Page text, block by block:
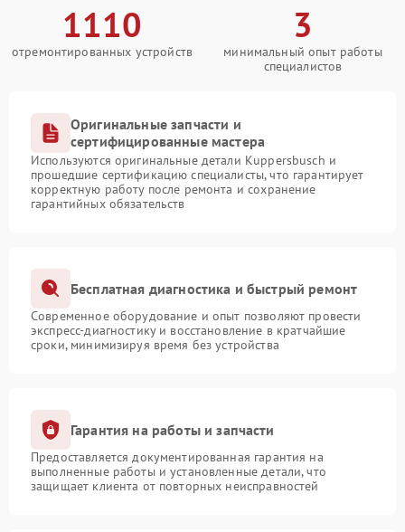
1110
отремонтированных устройств
3
минимальный опыт работы
специалистов
Оригинальные запчасти и
сертифицированные мастера
Используются оригинальные детали Kuppersbusch и
прошедшие сертификацию специалисты, что гарантирует
корректную работу после ремонта и сохранение
гарантийных обязательств
Бесплатная диагностика и быстрый ремонт
Современное оборудование и опыт позволяют провести
экспресс-диагностику и восстановление в кратчайшие
сроки, минимизируя время без устройства
Гарантия на работы и запчасти
Предоставляется документированная гарантия на
выполненные работы и установленные детали, что
защищает клиента от повторных неисправностей